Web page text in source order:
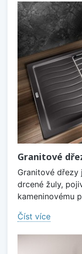
Granitové
Granitové dřezy
drcené žuly,
kameninovému
Číst více